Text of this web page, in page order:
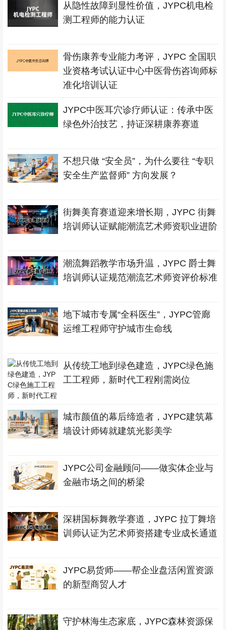
从隐性故障到显性价值，JYPC机电检
测工程师的能力认证
骨伤康养专业能力考评，JYPC 全国职
业资格考试认证中心中医骨伤咨询师标
准化培训认证
JYPC中医耳穴诊疗师认证：传承中医
绿色外治技艺，持证深耕康养赛道
不想只做 “安全员”，为什么要往 “专职
安全生产监督师” 方向发展？
街舞美育赛道迎来增长期，JYPC 街舞
培训师认证赋能潮流艺术师资职业进阶
潮流舞蹈教学市场升温，JYPC 爵士舞
培训师认证规范潮流艺术师资评价标准
地下城市专属“全科医生”，JYPC管廊
运维工程师守护城市生命线
从传统工地到绿色建造，JYPC绿色施
工工程师，新时代工程刚需岗位
城市颜值的幕后缔造者，JYPC建筑幕
墙设计师铸就建筑光影美学
JYPC公司金融顾问——做实体企业与
金融市场之间的桥梁
深耕国标舞教学赛道，JYPC 拉丁舞培
训师认证为艺术师资搭建专业成长通道
JYPC易货师——帮企业盘活闲置资源
的新型商贸人才
守护林海生态家底，JYPC森林资源保